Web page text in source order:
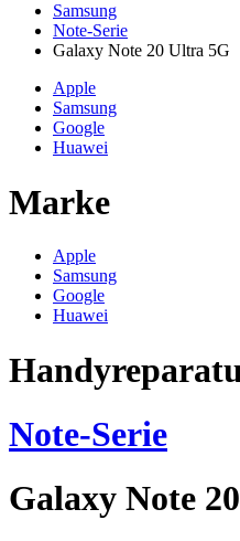
Samsung
Note-Serie
Galaxy Note 20 Ultra 5G
Apple
Samsung
Google
Huawei
Marke
Apple
Samsung
Google
Huawei
Note-Serie
Galaxy Note